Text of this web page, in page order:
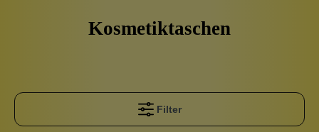
Kosmetiktaschen
Filter